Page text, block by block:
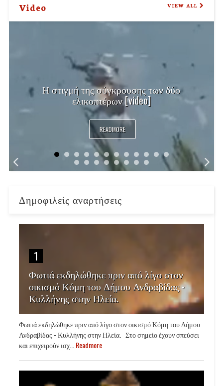
Video VIEW ALL
Η στιγμή της σύγκρουσης των δύο
ελικοπτέρων [video]
READMORE
Δημοφιλείς αναρτήσεις
1
Φωτιά εκδηλώθηκε πριν από λίγο στον
οικισμό Κόμη του Δήμου Ανδραβίδας -
Κυλλήνης στην Ηλεία.
Φωτιά εκδηλώθηκε πριν από λίγο στον οικισμό Κόμη του Δήμου
Ανδραβίδας - Κυλλήνης στην Ηλεία. Στο σημείο έχουν σπεύσει
και επιχειρούν ισχ...Readmore